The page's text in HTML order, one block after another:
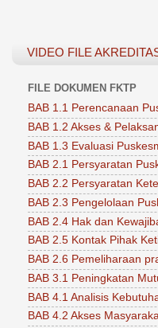
VIDEO FILE
FILE DOKUMEN FKTP
BAB 1.1 Perencanaan
BAB 1.2 Akses &
BAB 1.3 Evaluasi
BAB 2.1 Persyaratan
BAB 2.2 Persyaratan
BAB 2.3 Pengelolaan
BAB 2.4 Hak dan
BAB 2.5 Kontak Pihak
BAB 2.6 Pemeliharaan
BAB 3.1 Peningkatan
BAB 4.1 Analisis
BAB 4.2 Akses